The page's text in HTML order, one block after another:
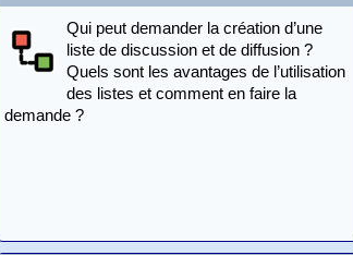
Qui peut demander la création d’une
liste de discussion et de diffusion ?
Quels sont les avantages de l’utilisation
des listes et comment en faire la
demande ?